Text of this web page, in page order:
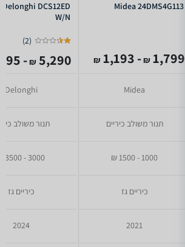
Midea 24DMS4G113
1,799
₪
- 1,193
₪
Midea
תנור משולב כיריים
1000 - 1500 ₪
כיריים גז
2021
Delonghi DCS12ED
W/N
(
2
)
5,290
₪
- 3,495
Delonghi
תנור משולב
3000 - 3500 ₪
כיריים גז
2024